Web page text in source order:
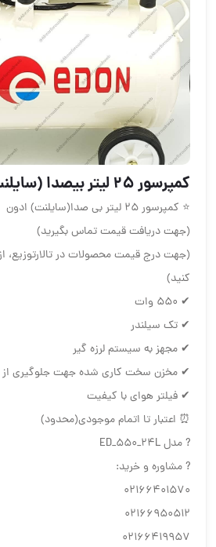
کمپرسور ۲۵ لیتر بیصدا (سایلنت) ادون
⭐ کمپرسور ۲۵ لیتر بی صدا(سایلنت) ادون
(جهت دریافت قیمت تماس بگیرید)
(جهت درج قیمت محصولات در تالارتوزیع،
کنید)
✔ ۵۵۰ وات
✔ تک سیلندر
✔ مجهز به سیستم لرزه گیر
✔ مخزن سخت کاری شده جهت جلوگیری
✔ فیلتر هوای با کیفیت
⏰ اعتبار تا اتمام موجودی(محدود)
? مدل ED_550_24L
? مشاوره و خرید:
02166401570
02166950512
02166419957